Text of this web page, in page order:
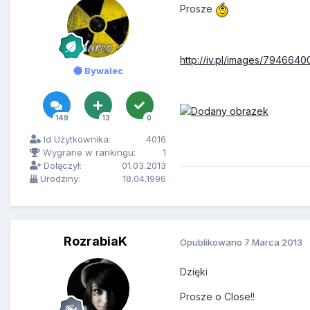
Bywalec
149 13 0
Id Użytkownika:
4016
Wygrane w rankingu:
1
Dołączył:
01.03.2013
Urodziny:
18.04.1996
Prosze
http://iv.pl/images/
RozrabiaK Opublikowano 7 Marca 2013
Dzięki
Prosze o Close!!